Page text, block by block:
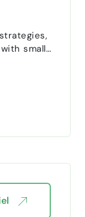
small